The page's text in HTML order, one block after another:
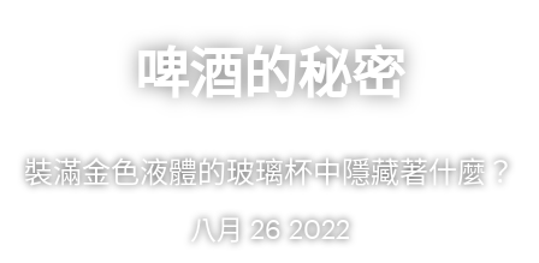
啤酒的秘密
裝滿金色液體的玻璃杯中隱藏著什麼？
八月 26 2022